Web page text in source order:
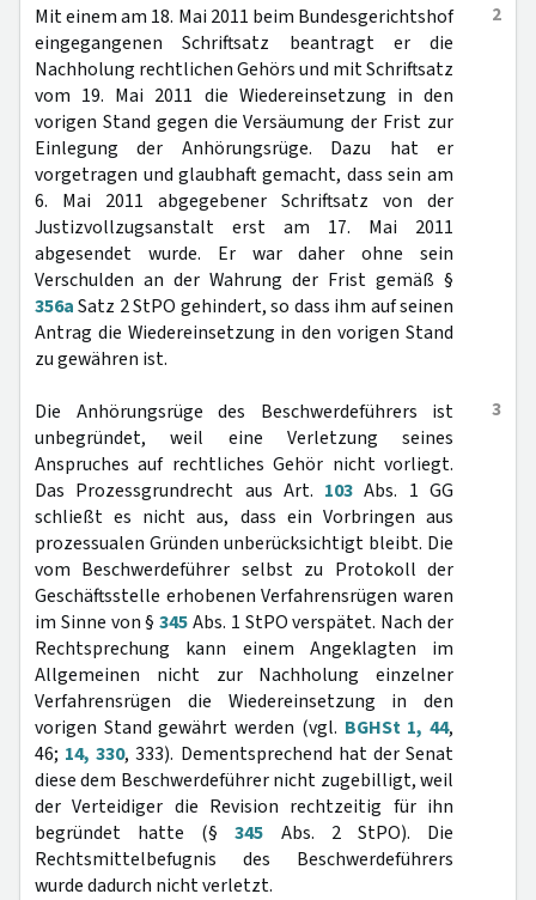
2
Mit einem am 18. Mai 2011 beim Bundesgerichtshof
eingegangenen Schriftsatz beantragt er die
Nachholung rechtlichen Gehörs und mit Schriftsatz
vom 19. Mai 2011 die Wiedereinsetzung in den
vorigen Stand gegen die Versäumung der Frist zur
Einlegung der Anhörungsrüge. Dazu hat er
vorgetragen und glaubhaft gemacht, dass sein am
6. Mai 2011 abgegebener Schriftsatz von der
Justizvollzugsanstalt erst am 17. Mai 2011
abgesendet wurde. Er war daher ohne sein
Verschulden an der Wahrung der Frist gemäß §
356aSatz 2 StPO gehindert, so dass ihm auf seinen
Antrag die Wiedereinsetzung in den vorigen Stand
zu gewähren ist.
3
Die Anhörungsrüge des Beschwerdeführers ist
unbegründet, weil eine Verletzung seines
Anspruches auf rechtliches Gehör nicht vorliegt.
Das Prozessgrundrecht aus Art. 103 Abs. 1 GG
schließt es nicht aus, dass ein Vorbringen aus
prozessualen Gründen unberücksichtigt bleibt. Die
vom Beschwerdeführer selbst zu Protokoll der
Geschäftsstelle erhobenen Verfahrensrügen waren
im Sinne von §345Abs. 1 StPO verspätet. Nach der
Rechtsprechung kann einem Angeklagten im
Allgemeinen nicht zur Nachholung einzelner
Verfahrensrügen die Wiedereinsetzung in den
vorigen Stand gewährt werden (vgl. BGHSt 1, 44,
46; 14, 330, 333). Dementsprechend hat der Senat
diese dem Beschwerdeführer nicht zugebilligt, weil
der Verteidiger die Revision rechtzeitig für ihn
begründet hatte (§345 Abs. 2 StPO). Die
Rechtsmittelbefugnis des Beschwerdeführers
wurde dadurch nicht verletzt.